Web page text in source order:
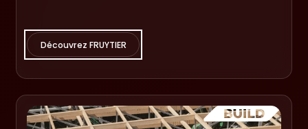
Découvrez FRUYTIER